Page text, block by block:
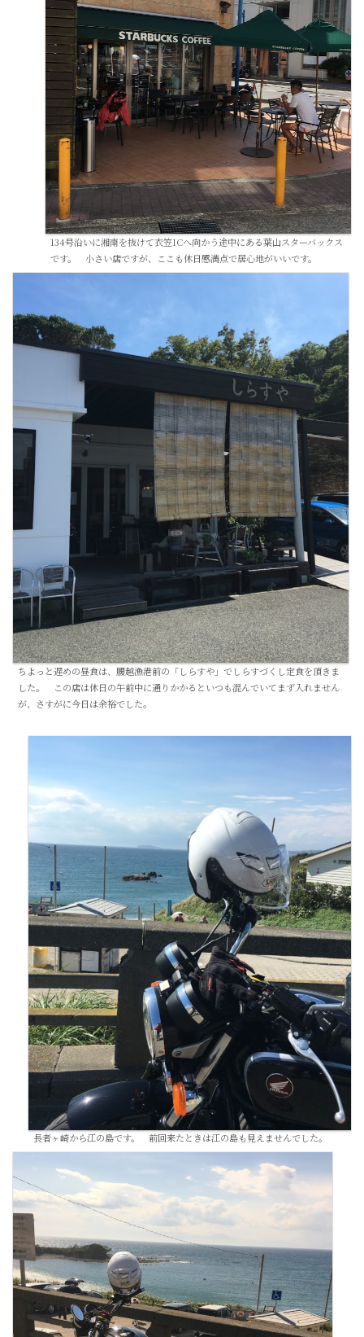
134号沿いに湘南を抜けて衣笠ICへ向かう途中にある葉山スターバックス
です。 小さい店ですが、ここも休日感満点で居心地がいいです。
ちよっと遅めの昼食は、腰越漁港前の「しらすや」でしらすづくし定食を頂きま
した。 この店は休日の午前中に通りかかるといつも混んでいてまず入れません
が、さすがに今日は余裕でした。
長者ヶ崎から江の島です。 前回来たときは江の島も見えませんでした。